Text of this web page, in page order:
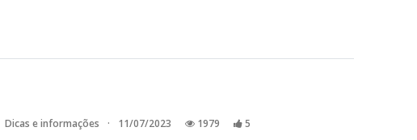
Dicas e informações · 11/07/2023 1979 5